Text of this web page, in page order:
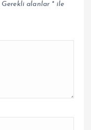
Gerekli alanlar *ile